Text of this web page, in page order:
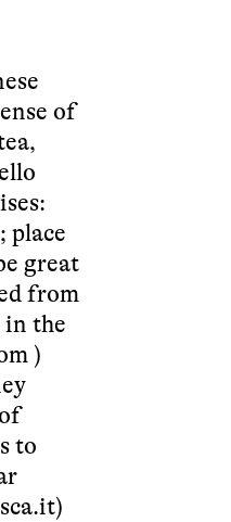
of
place
great
from
in the
)
to
)